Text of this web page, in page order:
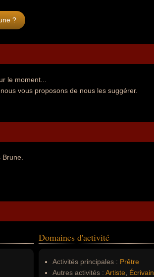
?
le moment...
vous proposons de nous les suggérer.
Domaines d'activité
Activités principales : Prêtre
Autres activités : Artiste Écrivain